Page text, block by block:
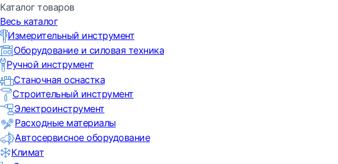
Каталог товаров
Весь каталог
Измерительный инструмент
Оборудование и силовая техника
Ручной инструмент
Станочная оснастка
Строительный инструмент
Электроинструмент
Расходные материалы
Автосервисное оборудование
Климат